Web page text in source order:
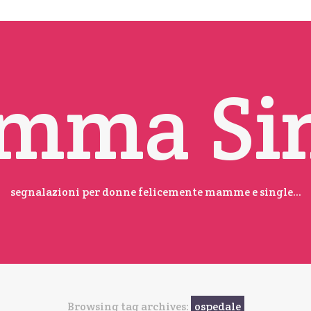
segnalazioni per donne felicemente mamme e single...
Browsing tag archives: ospedale